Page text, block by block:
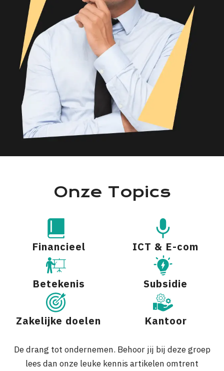
Onze Topics
Financieel ICT & E-com
Betekenis Subsidie
Zakelijke doelen Kantoor
De drang tot ondernemen. Behoor jij bij deze groep
lees dan onze leuke kennis artikelen omtrent